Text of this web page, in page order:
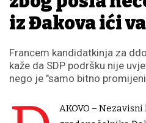
iz Đakova ići
Francem kandidatkinja za
kaže da SDP podršku nije
nego je "samo bitno
AKOVO –